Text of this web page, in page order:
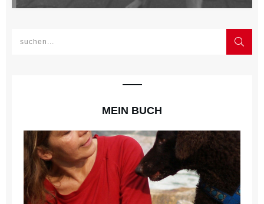
MEIN BUCH